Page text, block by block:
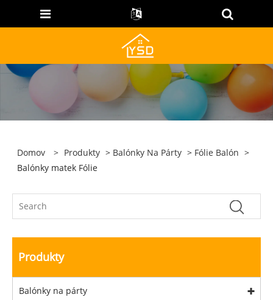
Domov > Produkty > Balónky Na Párty > Fólie Balón >
Balónky matek Fólie
Produkty
Balónky na párty